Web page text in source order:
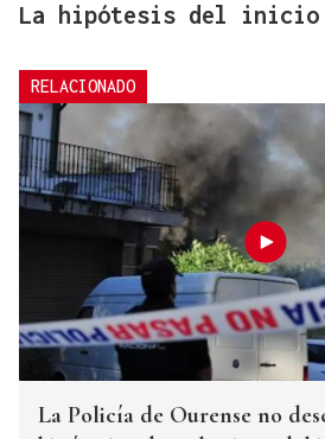
La hipótesis del inicio
RELACIONADO
La Policía de Ourense no